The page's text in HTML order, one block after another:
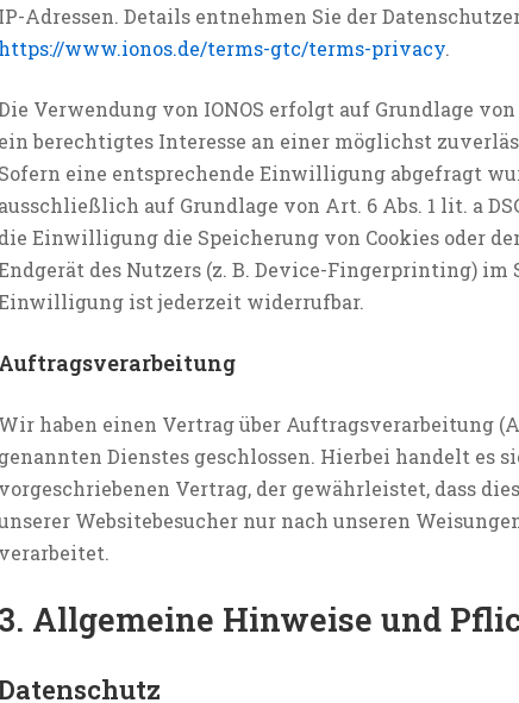
IP-Adressen. Details entnehmen Sie der
https://www.ionos.de/terms-gtc/terms-privacy.
Verwendung von IONOS erfolgt auf Grundlage von
ein berechtigtes Interesse an einer möglichst
Sofern eine entsprechende Einwilligung abgefragt
ausschließlich auf Grundlage von Art. 6 Abs. 1 lit. a
die Einwilligung die Speicherung von Cookies oder
des Nutzers (z. B. Device-Fingerprinting) im
ist jederzeit widerrufbar.
Auftragsverarbeitung
Wir haben einen Vertrag über Auftragsverarbeitung
genannten Dienstes geschlossen. Hierbei handelt es
vorgeschriebenen Vertrag, der gewährleistet, dass
Websitebesucher nur nach unseren
verarbeitet.
3. Allgemeine Hinweise und